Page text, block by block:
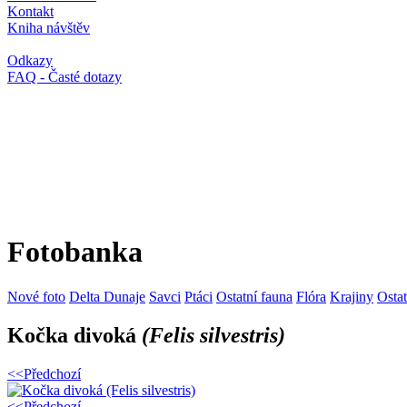
Kontakt
Kniha návštěv
Odkazy
FAQ - Časté dotazy
Fotobanka
Nové foto Delta Dunaje Savci Ptáci Ostatní fauna Flóra Krajiny
Kočka divoká (Felis silvestris)
<<Předchozí